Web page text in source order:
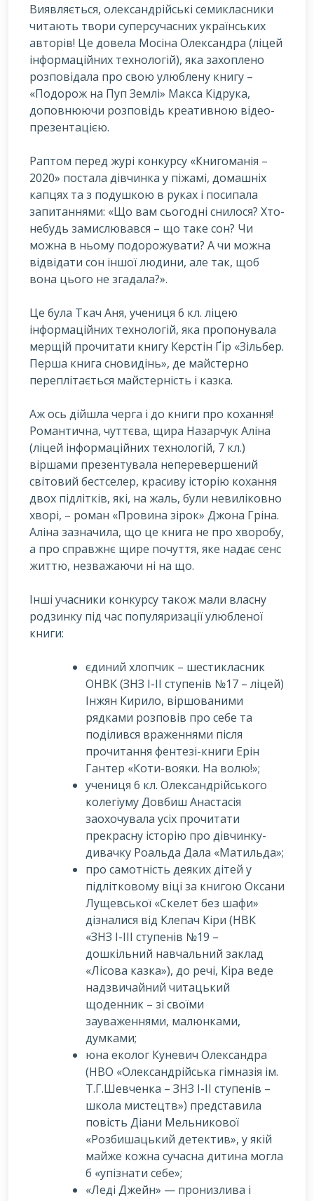
Виявляється, олександрійські семикласники
читають твори суперсучасних українських
авторів! Це довела Мосіна Олександра (ліцей
інформаційних технологій), яка захоплено
розповідала про свою улюблену книгу –
«Подорож на Пуп Землі» Макса Кідрука,
доповнюючи розповідь креативною відео-
презентацією.
Раптом перед журі конкурсу «Книгоманія –
2020» постала дівчинка у піжамі, домашніх
капцях та з подушкою в руках і посипала
запитаннями: «Що вам сьогодні снилося? Хто-
небудь замислювався – що таке сон? Чи
можна в ньому подорожувати? А чи можна
відвідати сон іншої людини, але так, щоб
вона цього не згадала?».
Це була Ткач Аня, учениця 6 кл. ліцею
інформаційних технологій, яка пропонувала
мерщій прочитати книгу Керстін Ґір «Зільбер.
Перша книга сновидінь», де майстерно
переплітається майстерність і казка.
Аж ось дійшла черга і до книги про кохання!
Романтична, чуттєва, щира Назарчук Аліна
(ліцей інформаційних технологій, 7 кл.)
віршами презентувала неперевершений
світовий бестселер, красиву історію кохання
двох підлітків, які, на жаль, були невиліковно
хворі, – роман «Провина зірок» Джона Гріна.
Аліна зазначила, що це книга не про хворобу,
а про справжнє щире почуття, яке надає сенс
життю, незважаючи ні на що.
Інші учасники конкурсу також мали власну
родзинку під час популяризації улюбленої
книги:
єдиний хлопчик – шестикласник
ОНВК (ЗНЗ І-ІІ ступенів №17 – ліцей)
Інжян Кирило, віршованими
рядками розповів про себе та
поділився враженнями після
прочитання фентезі-книги Ерін
Гантер «Коти-вояки. На волю!»;
учениця 6 кл. Олександрійського
колегіуму Довбиш Анастасія
заохочувала усіх прочитати
прекрасну історію про дівчинку-
дивачку Роальда Дала «Матильда»;
про самотність деяких дітей у
підлітковому віці за книгою Оксани
Лущевської «Скелет без шафи»
дізналися від Клепач Кіри (НВК
«ЗНЗ І-ІІІ ступенів №19 –
дошкільний навчальний заклад
«Лісова казка»), до речі, Кіра веде
надзвичайний читацький
щоденник – зі своїми
зауваженнями, малюнками,
думками;
юна еколог Куневич Олександра
(НВО «Олександрійська гімназія ім.
Т.Г.Шевченка – ЗНЗ І-ІІ ступенів –
школа мистецтв») представила
повість Діани Мельникової
«Розбишацький детектив», у якій
майже кожна сучасна дитина могла
б «упізнати себе»;
«Леді Джейн» — пронизлива і